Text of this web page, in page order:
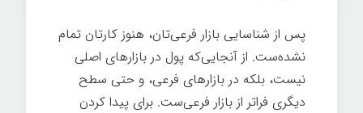
پس از شناسایی بازار فرعی‌تان، هنوز کارتان تمام
نشده‌ست. از آنجایی‌که پول در بازارهای اصلی
نیست، بلکه در بازارهای فرعی، و حتی سطح
دیگری فراتر از بازار فرعی‌ست. برای پیدا کردن